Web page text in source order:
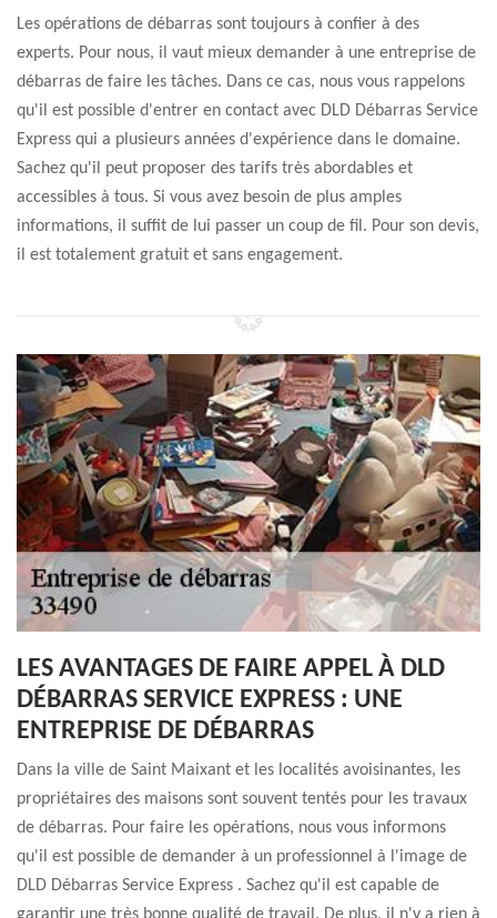
Les opérations de débarras sont toujours à confier à des
experts. Pour nous, il vaut mieux demander à une entreprise de
débarras de faire les tâches. Dans ce cas, nous vous rappelons
qu'il est possible d'entrer en contact avec DLD Débarras Service
Express qui a plusieurs années d'expérience dans le domaine.
Sachez qu'il peut proposer des tarifs très abordables et
accessibles à tous. Si vous avez besoin de plus amples
informations, il suffit de lui passer un coup de fil. Pour son devis,
il est totalement gratuit et sans engagement.
LES AVANTAGES DE FAIRE APPEL À DLD
DÉBARRAS SERVICE EXPRESS : UNE
ENTREPRISE DE DÉBARRAS
Dans la ville de Saint Maixant et les localités avoisinantes, les
propriétaires des maisons sont souvent tentés pour les travaux
de débarras. Pour faire les opérations, nous vous informons
qu'il est possible de demander à un professionnel à l'image de
DLD Débarras Service Express . Sachez qu'il est capable de